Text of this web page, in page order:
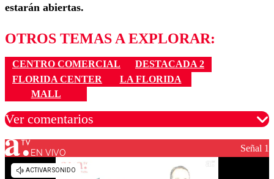
estarán abiertas.
OTROS TEMAS A EXPLORAR:
CENTRO COMERCIAL
DESTACADA 2
FLORIDA CENTER
LA FLORIDA
MALL
Ver comentarios
Los comentarios son moderados para garantizar un
diálogo respetuoso.
EN VIVO Señal 1